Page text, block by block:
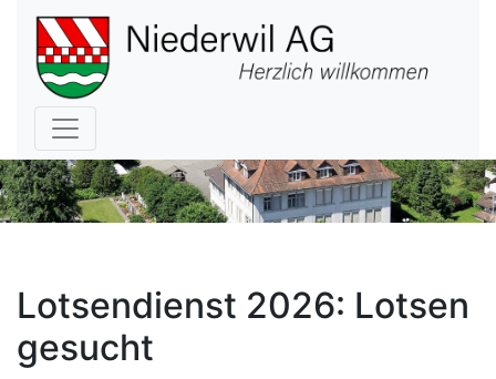
Hauptnavigation
Lotsendienst 2026: Lotsen
gesucht